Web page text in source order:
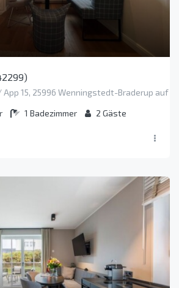
App 15, 25996 Wenningstedt-Braderup auf
1 Badezimmer 2 Gäste